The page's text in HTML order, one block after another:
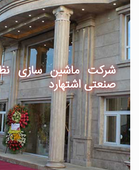
شرکت ماشین سازی
صنعتی اشتهارد